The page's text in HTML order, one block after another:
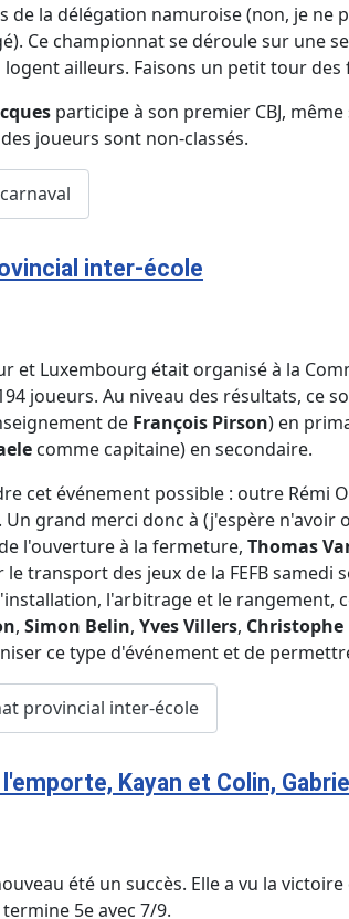
de la délégation namuroise (non, je
Ce championnat se déroule sur
ailleurs. Faisons un petit tour
participe à son premier CBJ,
joueurs sont non-classés.
inter-école
Luxembourg était organisé à la
joueurs. Au niveau des résultats, ce
de François Pirson) en
comme capitaine) en secondaire.
cet événement possible : outre
grand merci donc à (j'espère n'avoir
l'ouverture à la fermeture, Thomas
le transport des jeux de la FEFB samedi
l'arbitrage et le rangement,
, Simon Belin, Yves Villers, Christophe
ce type d'événement et de
provincial inter-école
Kayan et Colin,
été un succès. Elle a vu la victoire
termine 5e avec 7/9.